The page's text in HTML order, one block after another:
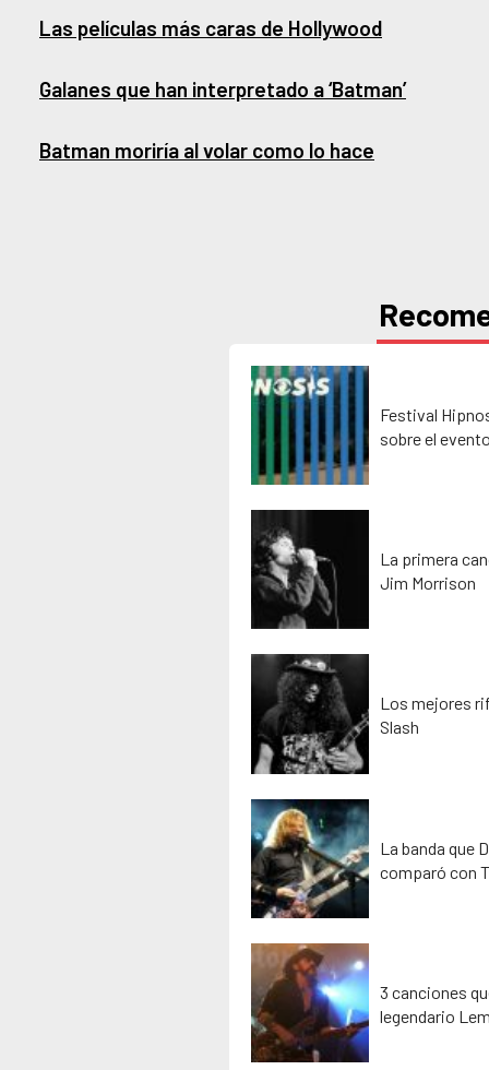
Las películas más caras de Hollywood
Galanes que han interpretado a ‘Batman’
Batman moriría al volar como lo hace
Festival
sobre el
La primera
Jim Morrison
Los mejores
Slash
La banda que
comparó con
3 canciones
legendario